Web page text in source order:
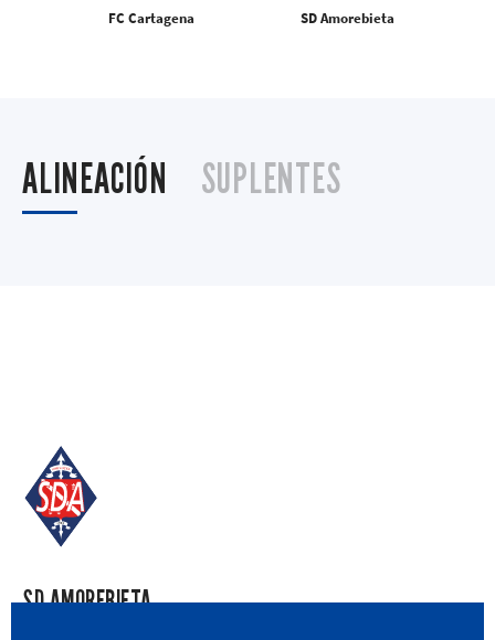
SD Amorebieta
FC Cartagena
ALINEACIÓN SUPLENTES
SD AMOREBIETA